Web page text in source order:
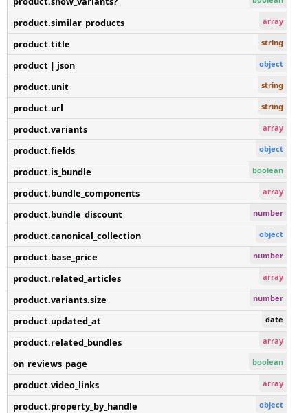
product.similar_products array
product.title string
product | json object
product.unit string
product.url string
product.variants array
product.fields object
product.is_bundle boolean
product.bundle_components array
product.bundle_discount number
product.canonical_collection object
product.base_price number
product.related_articles array
product.variants.size number
product.updated_at date
product.related_bundles array
on_reviews_page boolean
product.video_links array
product.property_by_handle object